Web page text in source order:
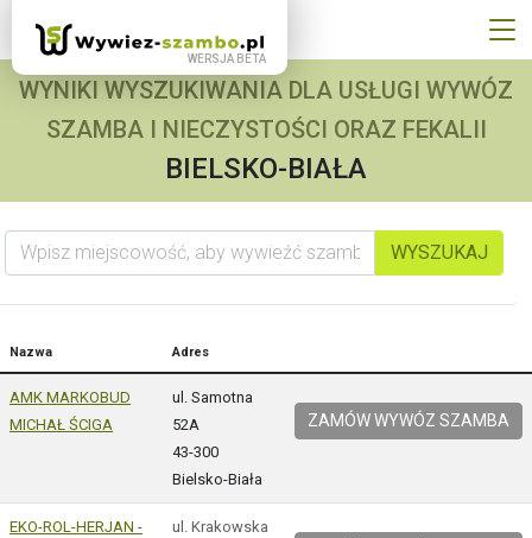
WYNIKI WYSZUKIWANIA DLA USŁUGI WYWÓZ
SZAMBA I NIECZYSTOŚCI ORAZ FEKALII
BIELSKO-BIAŁA
Wpisz miejscowość, aby wywieźć szambo
WYSZUKAJ
Nazwa Adres
AMK MARKOBUD
MICHAŁ ŚCIGA
ul. Samotna
52A
43-300
Bielsko-Biała
ZAMÓW WYWÓZ SZAMBA
EKO-ROL-HERJAN -
ul. Krakowska